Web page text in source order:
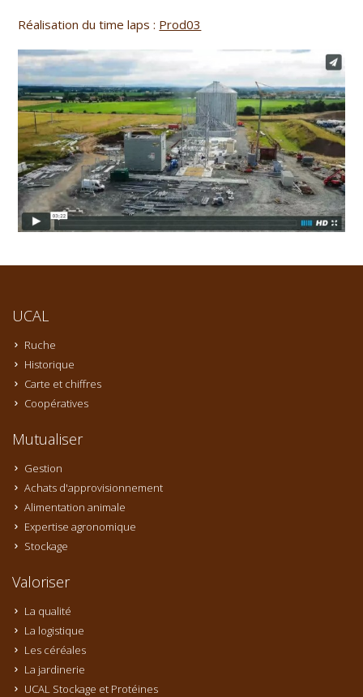
Réalisation du time laps : Prod03
UCAL
Ruche
Historique
Carte et chiffres
Coopératives
Mutualiser
Gestion
Achats d'approvisionnement
Alimentation animale
Expertise agronomique
Stockage
Valoriser
La qualité
La logistique
Les céréales
La jardinerie
UCAL Stockage et Protéines